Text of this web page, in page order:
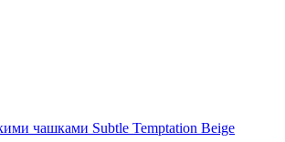
чашками Subtle Temptation Beige